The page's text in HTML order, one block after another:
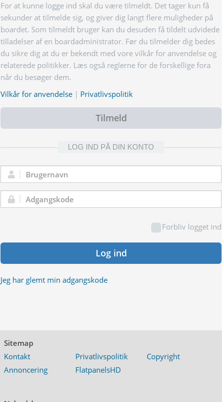
For at kunne logge ind skal du være tilmeldt. Det tager kun få
sekunder at tilmelde sig, og giver dig langt flere muligheder på
boardet. Som tilmeldt bruger kan du desuden få tildelt udvidede
tilladelser af en boardadministrator. Før du tilmelder dig bedes
du sikre dig at du er bekendt med vore vilkår for anvendelse og
relaterede politikker. Læs også reglerne for de forskellige fora
når du besøger dem.
Vilkår for anvendelse | Privatlivspolitik
Tilmeld
LOG IND PÅ DIN KONTO
Brugernavn:
Adgangskode:
Forbliv logget ind
Log ind
Jeg har glemt min adgangskode
Sitemap
Kontakt
Privatlivspolitik
Copyright
Annoncering
FlatpanelsHD